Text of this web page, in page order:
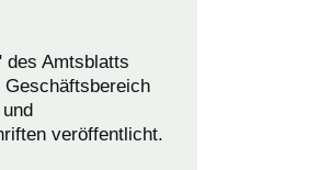
des Amtsblatts
veröffentlicht.